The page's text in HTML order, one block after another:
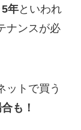
年といわれ
ナンスが必
ットで買う
も！